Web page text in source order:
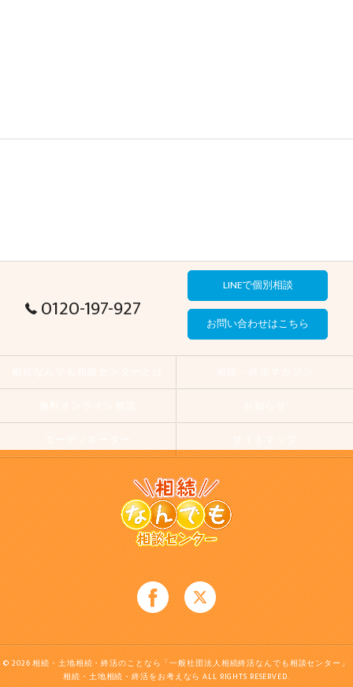
0120-197-927
LINEで個別相談
お問い合わせはこちら
© 2026 相続・土地相続・終活のことなら「一般社団法人相続終活なんでも相談センター」
相続・土地相続・終活をお考えなら ALL RIGHTS RESERVED.